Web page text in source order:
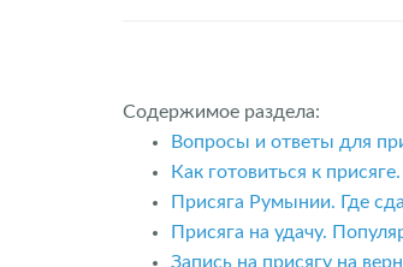
Содержимое раздела:
Вопросы и ответы для
Как готовиться к
Присяга Румынии. Где
Присяга на удачу.
Запись на присягу на